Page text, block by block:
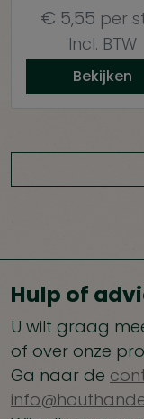
€ 5,55 per
Incl. BTW
Bekijken
Hulp of
U wilt graag
of over onze
Ga naar de